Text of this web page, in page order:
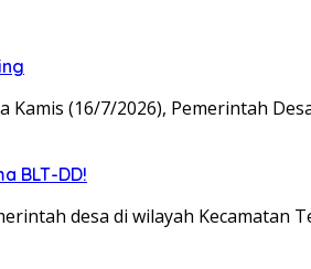
Kamis (16/7/2026), Pemerintah
BLT-DD!
desa di wilayah